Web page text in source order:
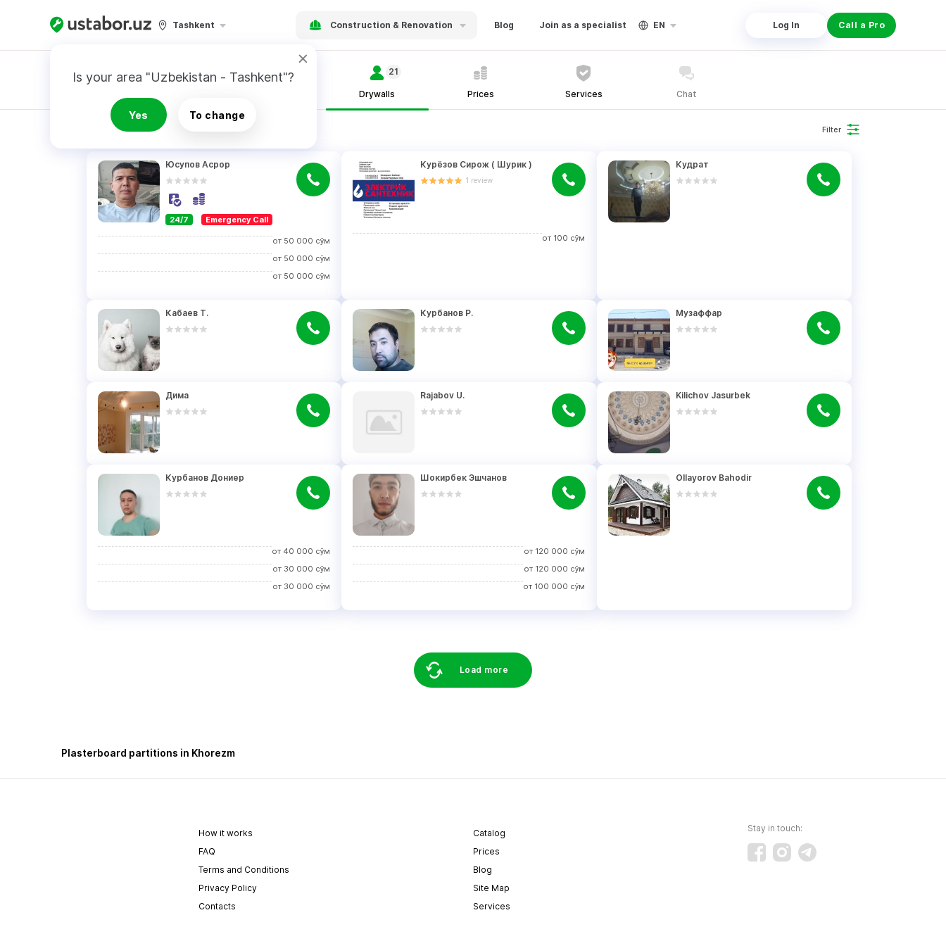
Tashkent Construction & Renovation Blog Join as a specialist EN Log In Call a Pro
Is your area "Uzbekistan - Tashkent"?
Yes To change
Drywalls
21
Prices Services Chat
RESULTS Filter
Юсупов Асрор
24/7 Emergency Call
от 50 000 сўм
от 50 000 сўм
от 50 000 сўм
Курëзов Сирож ( Шурик )
1 review
от 100 сўм
Кудрат
Кабаев Т. Курбанов Р. Музаффар
Дима Rajabov U. Kilichov Jasurbek
Курбанов Дониер
от 40 000 сўм
от 30 000 сўм
от 30 000 сўм
Шокирбек Эшчанов
от 120 000 сўм
от 120 000 сўм
от 100 000 сўм
Ollayorov Bahodir
Load more
Plasterboard partitions in Khorezm
How it works
Catalog
FAQ
Prices
Terms and Conditions
Blog
Privacy Policy
Site Map
Contacts
Services
Stay in touch: